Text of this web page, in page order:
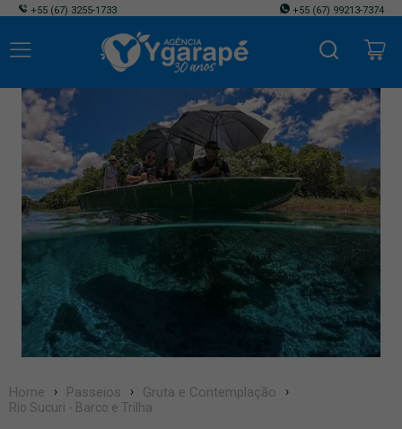
+55 (67) 3255-1733 +55 (67) 99213-7374
Home Passeios Gruta e Contemplação
Rio Sucuri - Barco e Trilha